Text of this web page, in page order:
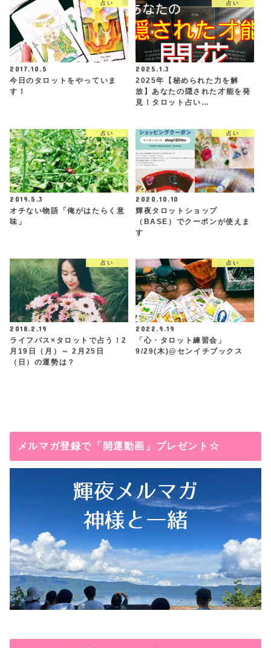
占い
2017.10.5
今日のタロットをやっていま
す！
占い
2025.1.3
2025年【秘められた力を解
放】あなたの隠された才能を発
見！タロット占い…
占い
2019.5.3
オチない物語「俺がはたらく意
味」
占い
2020.10.10
輝夜タロットショップ
（BASE）でクーポンが使えま
す
占い
2018.2.19
ライフパス×タロットで占う！2
月19日（月）～ 2月25日
（日）の運勢は？
占い
2022.9.19
「心・タロット練習会」
9/29(木)@センイチブックス
メルマガ登録で「開運動画」プレゼント☆